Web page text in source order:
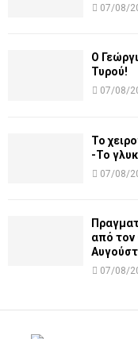
07/08/
Ο
Τυρού!
07/08/
Το
-Το
07/08/
από τον
07/08/